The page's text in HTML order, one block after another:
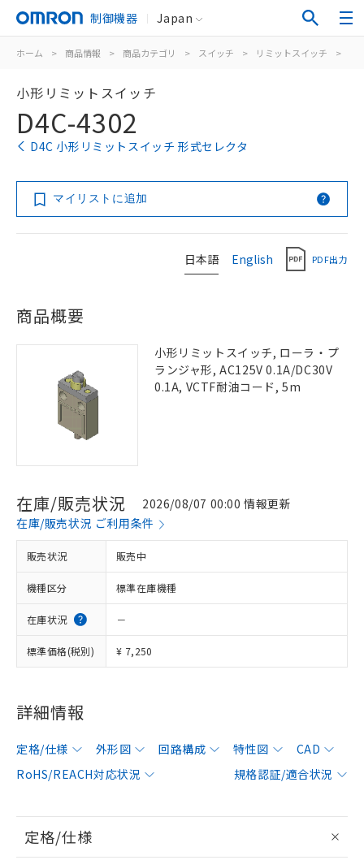
制御機器 Japan
ホーム > 商品情報 > 商品カテゴリ > スイッチ > リミットスイッチ >
小形リミットスイッチ
D4C-4302
D4C 小形リミットスイッチ 形式セレクタ
マイリストに追加
日本語 English PDF出力
商品概要
小形リミットスイッチ, ローラ・プ
ランジャ形, AC125V 0.1A/DC30V
0.1A, VCTF耐油コード, 5m
在庫/販売状況
2026/08/07 00:00 情報更新
在庫/販売状況 ご利用条件
販売状況 販売中
機種区分 標準在庫機種
在庫状況 －
標準価格(税別) ¥ 7,250
詳細情報
定格/仕様 外形図 回路構成 特性図
CAD
RoHS/REACH対応状況
規格認証/適合状況
定格/仕様